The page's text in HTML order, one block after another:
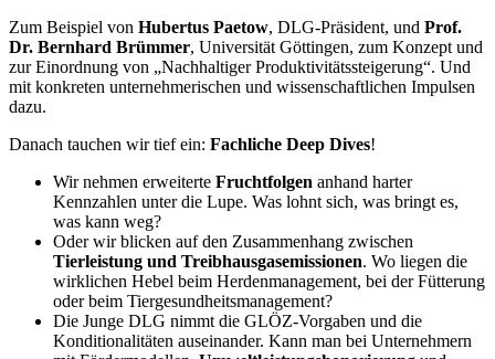
Zum Beispiel von Hubertus Paetow, DLG-Präsident, und Prof.
Dr. Bernhard Brümmer, Universität Göttingen, zum Konzept und
zur Einordnung von „Nachhaltiger Produktivitätssteigerung“. Und
mit konkreten unternehmerischen und wissenschaftlichen Impulsen
dazu.
Danach tauchen wir tief ein: Fachliche Deep Dives!
Wir nehmen erweiterte Fruchtfolgen anhand harter
Kennzahlen unter die Lupe. Was lohnt sich, was bringt es,
was kann weg?
Oder wir blicken auf den Zusammenhang zwischen
Tierleistung und Treibhausgasemissionen. Wo liegen die
wirklichen Hebel beim Herdenmanagement, bei der Fütterung
oder beim Tiergesundheitsmanagement?
Die Junge DLG nimmt die GLÖZ-Vorgaben und die
Konditionalitäten auseinander. Kann man bei Unternehmern